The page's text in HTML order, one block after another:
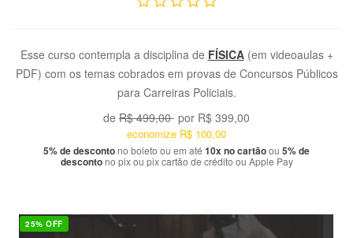
Esse curso contempla a disciplina de FÍSICA(em videoaulas +
PDF) com os temas cobrados em provas de Concursos Públicos
para Carreiras Policiais.
de R$ 499,00 por R$ 399,00
economize R$ 100,00
5% de descontono boleto ou em até 10x no cartãoou 5% de
descontono pix ou pix cartão de crédito ou Apple Pay
25% OFF